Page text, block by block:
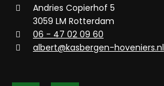
Andries Copierhof 5
3059 LM Rotterdam
06 - 47 02 09 60
albert@kasbergen-hoveniers.nl